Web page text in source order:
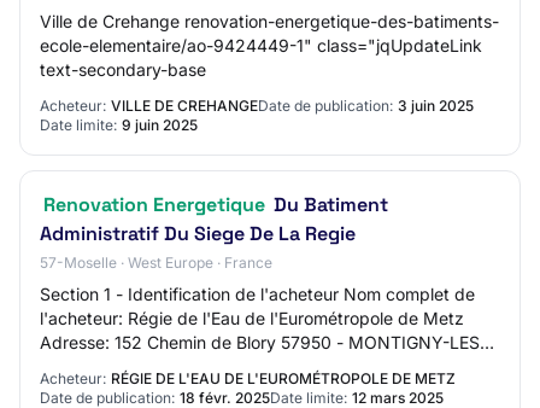
Ville de Crehange renovation-energetique-des-batiments-
ecole-elementaire/ao-9424449-1" class="jqUpdateLink
text-secondary-base
Acheteur: VILLE DE CREHANGEDate de publication: 3 juin 2025
Date limite: 9 juin 2025
Renovation Energetique Du Batiment
Administratif Du Siege De La Regie
57-Moselle · West Europe · France
Section 1 - Identification de l'acheteur Nom complet de
l'acheteur: Régie de l'Eau de l'Eurométropole de Metz
Adresse: 152 Chemin de Blory 57950 - MONTIGNY-LES-
METZ Section 2 - Communication Nom du c…
Acheteur: RÉGIE DE L'EAU DE L'EUROMÉTROPOLE DE METZ
Date de publication: 18 févr. 2025Date limite: 12 mars 2025